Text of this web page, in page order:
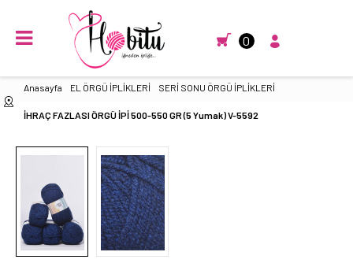
0
Anasayfa EL ÖRGÜ İPLİKLERİ SERİ SONU ÖRGÜ İPLİKLERİ
İHRAÇ FAZLASI ÖRGÜ İPİ 500-550 GR (5 Yumak) V-5592